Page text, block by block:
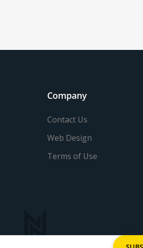
Company
Contact Us
Web Design
Terms of Use